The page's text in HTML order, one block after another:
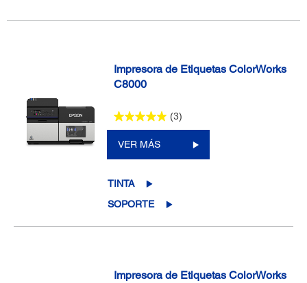
Impresora de Etiquetas ColorWorks
C8000
(3)
VER MÁS
TINTA
SOPORTE
Impresora de Etiquetas ColorWorks